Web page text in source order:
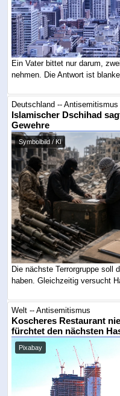
Ein Vater bittet nur darum,
nehmen. Die Antwort ist
Deutschland -- Antisemitismus
Islamischer Dschihad
Gewehre
Symbolbild / KI
Die nächste Terrorgruppe soll
haben. Gleichzeitig versucht
Welt -- Antisemitismus
Koscheres Restaurant
fürchtet den nächsten
Pixabay